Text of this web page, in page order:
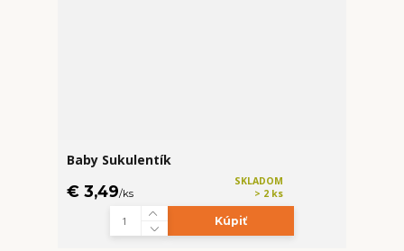
Baby Sukulentík
€ 3,49/ks
SKLADOM
> 2 ks
Kúpiť